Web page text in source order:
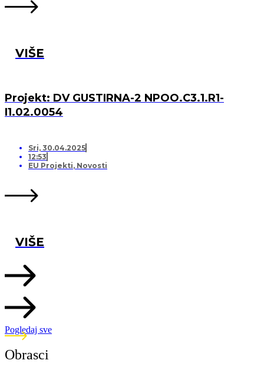
VIŠE
Projekt: DV GUSTIRNA-2 NPOO.C3.1.R1-
I1.02.0054
Sri, 30.04.2025
12:53
EU Projekti, Novosti
VIŠE
Pogledaj sve
Obrasci